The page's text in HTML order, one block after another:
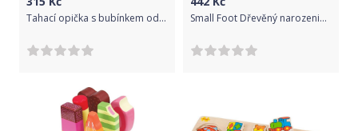
Tahací opička s bubínkem od firmy Miva Vacov Small Foot Dřevěný narozeninový ovocný dort